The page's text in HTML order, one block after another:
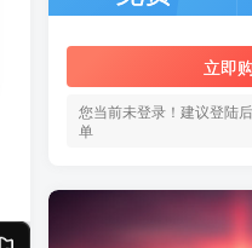
立即
您当前未登录！建议登陆
单